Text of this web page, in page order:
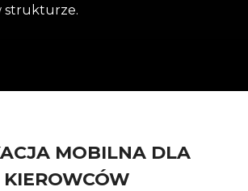
strukturze.
MOBILNA DLA
KIEROWCÓW